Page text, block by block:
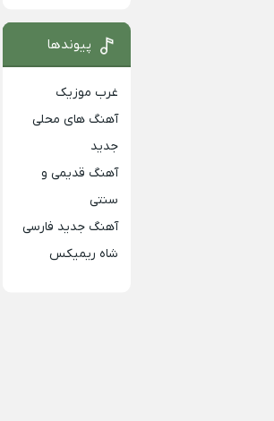
پیوندها
غرب موزیک
آهنگ های محلی
جدید
آهنگ قدیمی و
سنتی
آهنگ جدید فارسی
شاه ریمیکس